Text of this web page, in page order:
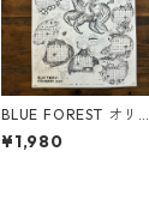
BLUE FOREST オリジ
ナルカレンダー2026
¥1,980